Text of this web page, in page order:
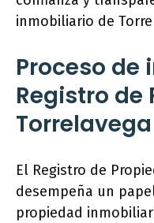
inmobiliario de
Proceso de
Registro de
Torrelavega
El Registro de
desempeña un
propiedad